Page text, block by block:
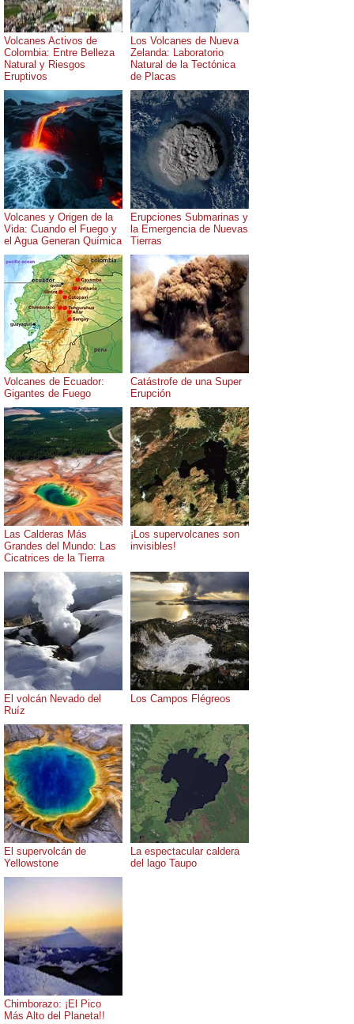
Volcanes Activos de
Colombia: Entre Belleza
Natural y Riesgos
Eruptivos
Los Volcanes de Nueva
Zelanda: Laboratorio
Natural de la Tectónica
de Placas
Volcanes y Origen de la
Vida: Cuando el Fuego y
el Agua Generan Química
Erupciones Submarinas y
la Emergencia de Nuevas
Tierras
Volcanes de Ecuador:
Gigantes de Fuego
Catástrofe de una Super
Erupción
Las Calderas Más
Grandes del Mundo: Las
Cicatrices de la Tierra
¡Los supervolcanes son
invisibles!
El volcán Nevado del
Ruíz
Los Campos Flégreos
El supervolcán de
Yellowstone
La espectacular caldera
del lago Taupo
Chimborazo: ¡El Pico
Más Alto del Planeta!!